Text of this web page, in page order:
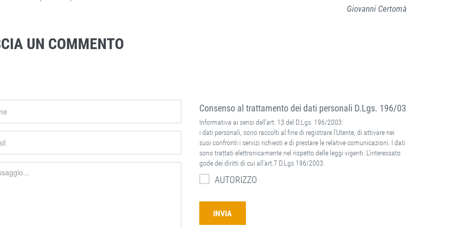
Giovanni Certomà
UN COMMENTO
Consenso al trattamento dei dati personali D.Lgs. 196/03
Informativa ai sensi dell’art. 13 del D.Lgs. 196/2003:
i dati personali, sono raccolti al fine di registrare l’Utente, di attivare nei
suoi confronti i servizi richiesti e di prestare le relative comunicazioni. I dati
sono trattati elettronicamente nel rispetto delle leggi vigenti. L’interessato
gode dei diritti di cui all’art.7 D.Lgs 196/2003.
AUTORIZZO